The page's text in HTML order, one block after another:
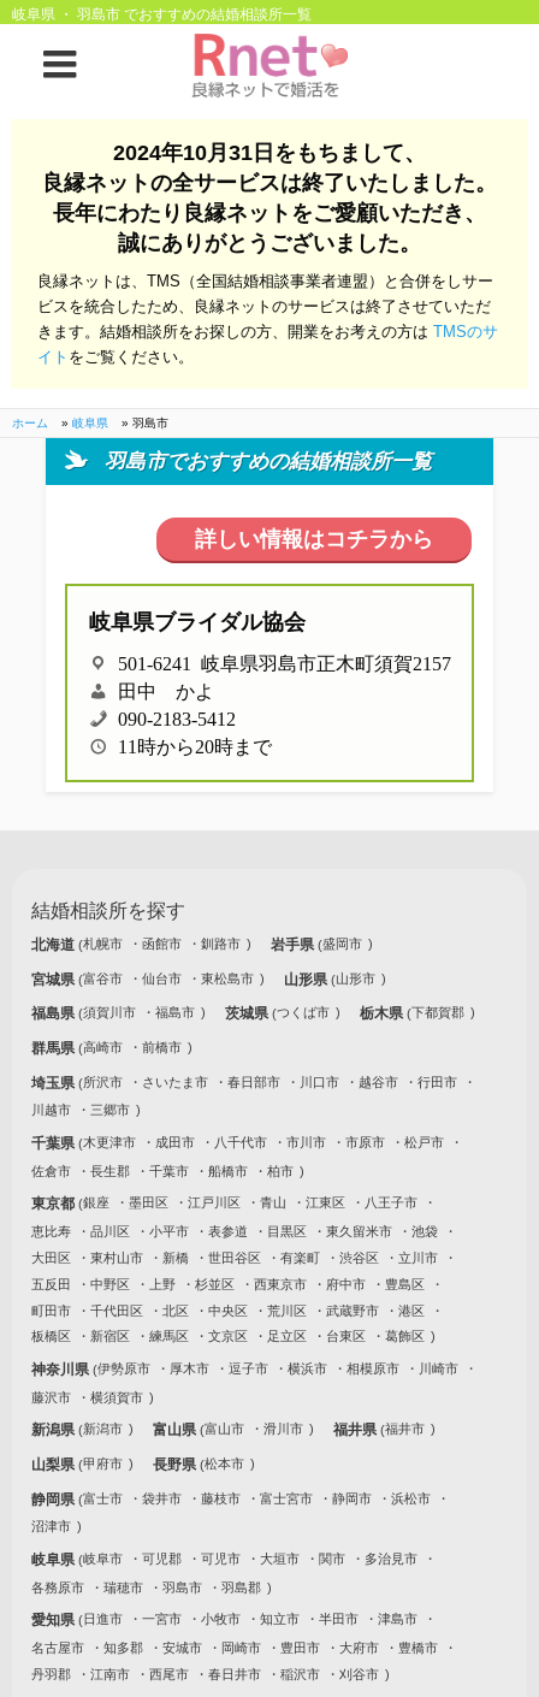
良縁ネットとは
お金のこと
会社概要
よくある質問
開業支援
岐阜県 ・ 羽島市 でおすすめの結婚相談所一覧
2024年10月31日をもちまして、
良縁ネットの全サービスは終了いたしました。
長年にわたり良縁ネットをご愛顧いただき、
誠にありがとうございました。
良縁ネットは、TMS（全国結婚相談事業者連盟）と合併をしサー
ビスを統合したため、良縁ネットのサービスは終了させていただ
きます。結婚相談所をお探しの方、開業をお考えの方はTMSのサ
イト をご覧ください。
ホーム » 岐阜県 » 羽島市
羽島市でおすすめの結婚相談所一覧
詳しい情報はコチラから
岐阜県ブライダル協会
501-6241 岐阜県羽島市正木町須賀2157
田中 かよ
090-2183-5412
11時から20時まで
結婚相談所を探す
北海道 札幌市 函館市 釧路市 岩手県 盛岡市
宮城県 富谷市 仙台市 東松島市 山形県 山形市
福島県 須賀川市 福島市 茨城県 つくば市 栃木県 下都賀郡
群馬県 高崎市 前橋市
埼玉県 所沢市 さいたま市 春日部市 川口市 越谷市
行田市
川越市
三郷市
千葉県 木更津市 成田市 八千代市 市川市 市原市
松戸市
佐倉市
長生郡 千葉市 船橋市 柏市
東京都 銀座 墨田区 江戸川区 青山 江東区
八王子市
恵比寿
品川区 小平市 表参道 目黒区 東久留米市
池袋
大田区
東村山市 新橋 世田谷区 有楽町 渋谷区
立川市
五反田
中野区 上野 杉並区 西東京市 府中市
豊島区
町田市
千代田区 北区 中央区 荒川区 武蔵野市
港区
板橋区
新宿区 練馬区 文京区 足立区 台東区 葛飾区
神奈川県 伊勢原市 厚木市 逗子市 横浜市 相模原市
川崎市
藤沢市
横須賀市
新潟県 新潟市 富山県 富山市 滑川市 福井県 福井市
山梨県 甲府市 長野県 松本市
静岡県 富士市 袋井市 藤枝市 富士宮市 静岡市
浜松市
沼津市
岐阜県 岐阜市 可児郡 可児市 大垣市 関市
多治見市
各務原市
瑞穂市 羽島市 羽島郡
愛知県 日進市 一宮市 小牧市 知立市 半田市
津島市
名古屋市
知多郡 安城市 岡崎市 豊田市 大府市
豊橋市
丹羽郡
江南市 西尾市 春日井市 稲沢市 刈谷市